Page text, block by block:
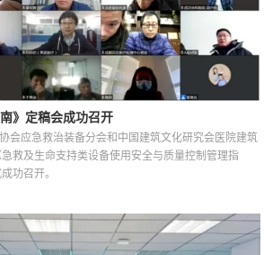
》定稿会成功召开
会应急救治装备分会和中国建筑文化研究会医院建筑
救及生命支持类设备使用安全与质量控制管理指
功召开。